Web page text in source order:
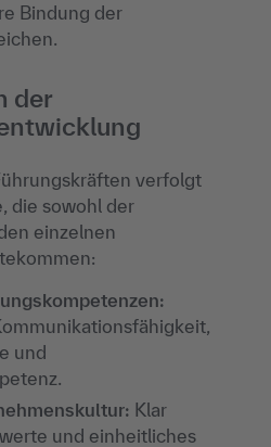
Bindung der
der
verfolgt
die sowohl der
einzelnen
und
Klar
und einheitliches